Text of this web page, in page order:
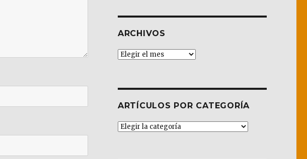
ARCHIVOS
Archivos
ARTÍCULOS POR CATEGORÍA
Artículos